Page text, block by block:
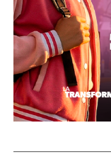
Me gusta